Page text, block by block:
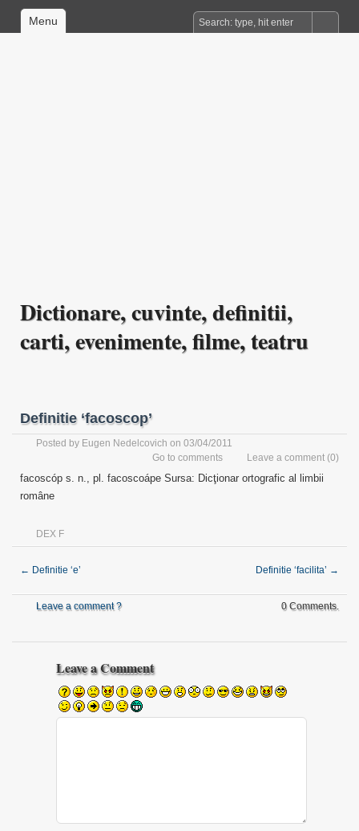
Menu
Dictionare, cuvinte, definitii,
carti, evenimente, filme, teatru
Definitie ‘facoscop’
Posted by Eugen Nedelcovich on 03/04/2011
Leave a comment (0)
Go to comments
facoscóp s. n., pl. facoscoápe Sursa: Dicţionar ortografic al limbii
române
DEX F
← Definitie ‘e’ Definitie ‘facilita’ →
Leave a comment ? 0 Comments.
Leave a Comment